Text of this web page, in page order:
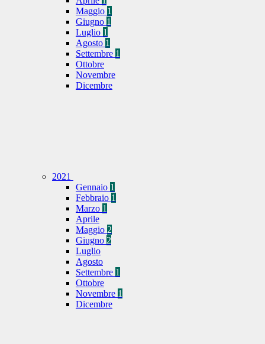
Maggio 1
Giugno 1
Luglio 1
Agosto 1
Settembre 1
Ottobre
Novembre
Dicembre
2021
Gennaio 1
Febbraio 1
Marzo 1
Aprile
Maggio 2
Giugno 2
Luglio
Agosto
Settembre 1
Ottobre
Novembre 1
Dicembre